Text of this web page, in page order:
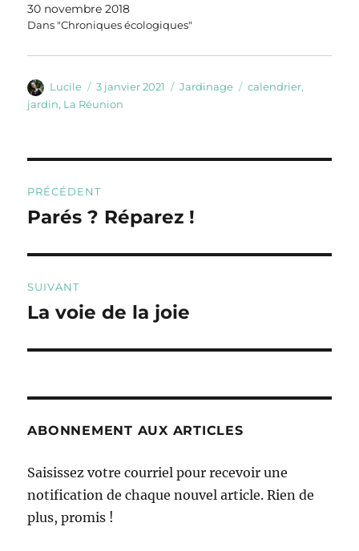
30 novembre 2018
Dans "Chroniques écologiques"
Auteur
Lucile
Publié
le
3 janvier 2021 Catégories
Jardinage Étiquettes
calendrier,
jardin, La Réunion
de
PRÉCÉDENT
Publication
Parés ? Réparez !
SUIVANT
Publication
La voie de la joie
ABONNEMENT AUX ARTICLES
Saisissez votre courriel pour recevoir une
notification de chaque nouvel article. Rien de
plus, promis !